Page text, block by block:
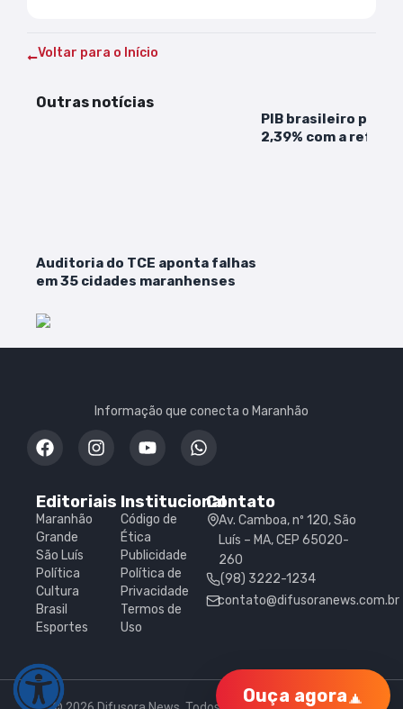
Voltar para o Início
Outras notícias
Auditoria do TCE aponta falhas
em 35 cidades maranhenses
PIB brasileiro pode
2,39% com a
Informação que conecta o Maranhão
Editoriais
Maranhão
Grande
São Luís
Política
Cultura
Brasil
Esportes
Institucional
Código de
Ética
Publicidade
Política de
Privacidade
Termos de
Uso
Contato
Av. Camboa, nº 120, São
Luís – MA, CEP 65020-
260
(98) 3222-1234
contato@difusoranews.com.br
Ouça agora